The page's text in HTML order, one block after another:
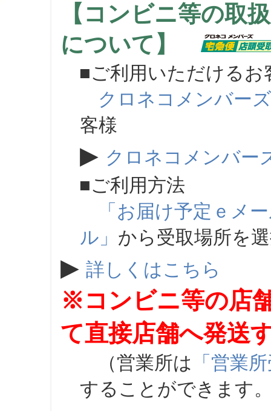
【コンビニ等の取
について】
■ご利用いただけるお
クロネコメンバーズ
客様
▶ クロネコメンバー
■ご利用方法
「お届け予定ｅメ
ル」 から受取場所を
▶ 詳しくはこちら
※コンビニ等の店
て直接店舗へ発送
（営業所は 「営業
することができます